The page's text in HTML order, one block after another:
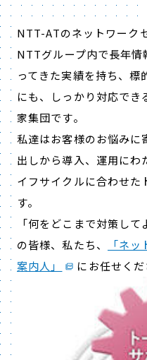
NTT-ATのネットワーク
NTTグループ内で長年情
ってきた実績を持ち、
にも、しっかり対応で
家集団です。
私達はお客様のお悩みに
出しから導入、運用にわ
イフサイクルに合わせた
す。
「何をどこまで対策し
の皆様、私たち、
「ネ
案内人」
にお任せくだ